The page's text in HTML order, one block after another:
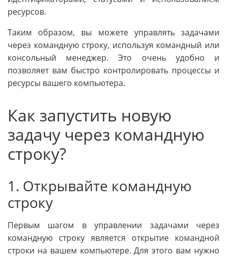
ресурсов.
Таким образом, вы можете управлять задачами
через командную строку, используя командный или
консольный менеджер. Это очень удобно и
позволяет вам быстро контролировать процессы и
ресурсы вашего компьютера.
Как запустить новую
задачу через командную
строку?
1. Открывайте командную
строку
Первым шагом в управлении задачами через
командную строку является открытие командной
строки на вашем компьютере. Для этого вам нужно